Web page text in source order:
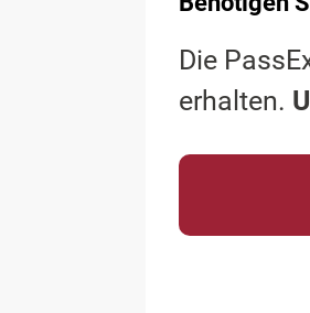
Die
erhalten.